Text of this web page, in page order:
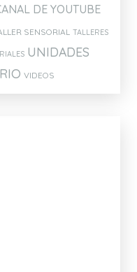
DE YOUTUBE
SENSORIAL TALLERES
UNIDADES
VIDEOS